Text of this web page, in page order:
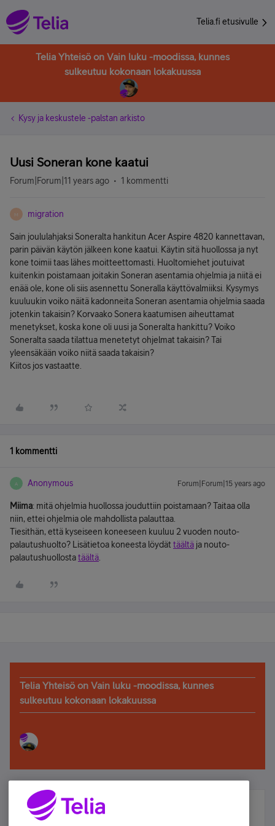
Telia.fi etusivulle
Telia Yhteisö on Vain luku -moodissa, kunnes
sulkeutuu kokonaan lokakuussa
Kysy ja keskustele -palstan arkisto
Uusi Soneran kone kaatui
Forum|Forum|11 years ago 1 kommentti
M migration
Sain joululahjaksi Soneralta hankitun Acer Aspire 4820 kannettavan,
parin päivän käytön jälkeen kone kaatui. Käytin sitä huollossa ja nyt
kone toimii taas lähes moitteettomasti. Huoltomiehet joutuivat
kuitenkin poistamaan joitakin Soneran asentamia ohjelmia ja niitä ei
enää ole, kone oli siis asennettu Soneralla käyttövalmiiksi. Kysymys
kuuluukin voiko näitä kadonneita Soneran asentamia ohjelmia saada
jotenkin takaisin? Korvaako Sonera kaatumisen aiheuttamat
menetykset, koska kone oli uusi ja Soneralta hankittu? Voiko
Soneralta saada tilattua menetetyt ohjelmat takaisin? Tai
yleensäkään voiko niitä saada takaisin?
Kiitos jos vastaatte.
1 kommentti
A Anonymous Forum|Forum|15 years ago
Miima: mitä ohjelmia huollossa jouduttiin poistamaan? Taitaa olla
niin, ettei ohjelmia ole mahdollista palauttaa.
Tiesithän, että kyseiseen koneeseen kuuluu 2 vuoden nouto-
palautushuolto? Lisätietoa koneesta löydät täältä ja nouto-
palautushuollostatäältä
Telia Yhteisö on Vain luku -moodissa, kunnes
sulkeutuu kokonaan lokakuussa
Älä jää paitsi – osallistu ja voita!